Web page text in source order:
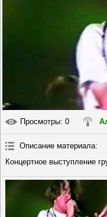
Просмотры: 0
Описание материала:
Концертное выступление